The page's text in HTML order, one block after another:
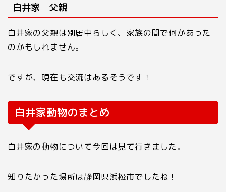
白井家 父親
白井家の父親は別居中らしく、家族の間で何かあった
のかもしれません。
ですが、現在も交流はあるそうです！
白井家動物のまとめ
白井家の動物について今回は見て行きました。
知りたかった場所は静岡県浜松市でしたね！